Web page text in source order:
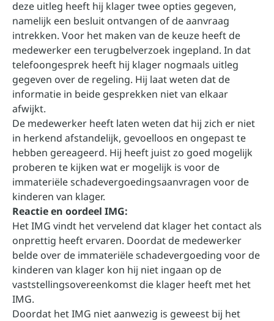
deze uitleg heeft hij klager twee opties gegeven,
namelijk een besluit ontvangen of de aanvraag
intrekken. Voor het maken van de keuze heeft de
medewerker een terugbelverzoek ingepland. In dat
telefoongesprek heeft hij klager nogmaals uitleg
gegeven over de regeling. Hij laat weten dat de
informatie in beide gesprekken niet van elkaar
afwijkt.
De medewerker heeft laten weten dat hij zich er niet
in herkend afstandelijk, gevoelloos en ongepast te
hebben gereageerd. Hij heeft juist zo goed mogelijk
proberen te kijken wat er mogelijk is voor de
immateriële schadevergoedingsaanvragen voor de
kinderen van klager.
Reactie en oordeel IMG:
Het IMG vindt het vervelend dat klager het contact als
onprettig heeft ervaren. Doordat de medewerker
belde over de immateriële schadevergoeding voor de
kinderen van klager kon hij niet ingaan op de
vaststellingsovereenkomst die klager heeft met het
IMG.
Doordat het IMG niet aanwezig is geweest bij het